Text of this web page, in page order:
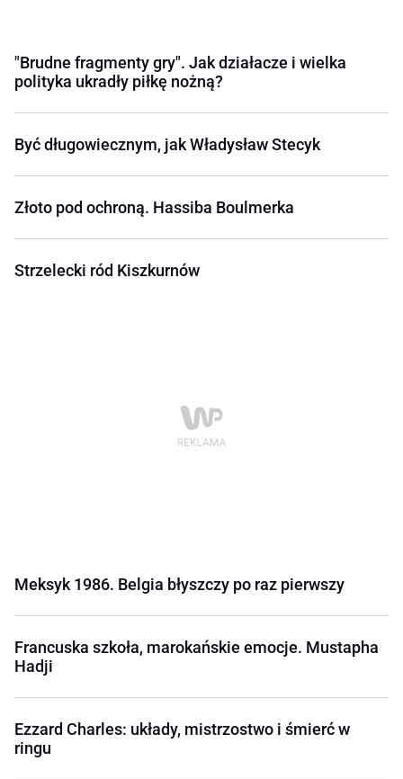
"Brudne fragmenty gry". Jak działacze i wielka
polityka ukradły piłkę nożną?
Być długowiecznym, jak Władysław Stecyk
Złoto pod ochroną. Hassiba Boulmerka
Strzelecki ród Kiszkurnów
Meksyk 1986. Belgia błyszczy po raz pierwszy
Francuska szkoła, marokańskie emocje. Mustapha
Hadji
Ezzard Charles: układy, mistrzostwo i śmierć w
ringu